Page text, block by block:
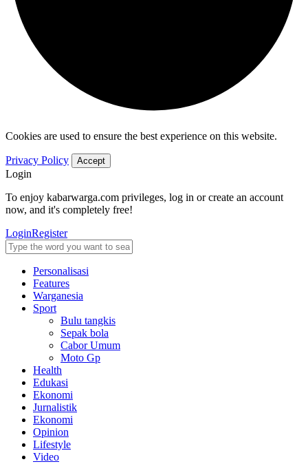
Cookies are used to ensure the best experience on this website.
Privacy Policy Accept
Login
To enjoy kabarwarga.com privileges, log in or create an account
now, and it's completely free!
LoginRegister
Personalisasi
Features
Warganesia
Sport
Bulu tangkis
Sepak bola
Cabor Umum
Moto Gp
Health
Edukasi
Ekonomi
Jurnalistik
Ekonomi
Opinion
Lifestyle
Video